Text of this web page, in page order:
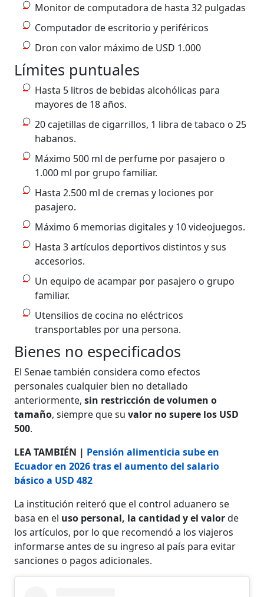
Monitor de computadora de hasta 32 pulgadas
Computador de escritorio y periféricos
Dron con valor máximo de USD 1.000
Límites puntuales
Hasta 5 litros de bebidas alcohólicas para
mayores de 18 años.
20 cajetillas de cigarrillos, 1 libra de tabaco o 25
habanos.
Máximo 500 ml de perfume por pasajero o
1.000 ml por grupo familiar.
Hasta 2.500 ml de cremas y lociones por
pasajero.
Máximo 6 memorias digitales y 10 videojuegos.
Hasta 3 artículos deportivos distintos y sus
accesorios.
Un equipo de acampar por pasajero o grupo
familiar.
Utensilios de cocina no eléctricos
transportables por una persona.
Bienes no especificados
El Senae también considera como efectos
personales cualquier bien no detallado
anteriormente,sin restricción de volumen o
tamaño, siempre que suvalor no supere los USD
500.
LEA TAMBIÉN | Pensión alimenticia sube en
Ecuador en 2026 tras el aumento del salario
básico a USD 482
La institución reiteró que el control aduanero se
basa en el uso personal, la cantidad y el valorde
los artículos, por lo que recomendó a los viajeros
informarse antes de su ingreso al país para evitar
sanciones o pagos adicionales.